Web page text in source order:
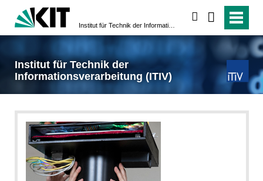
Institut für Technik der
Informationsverarbeitung (ITIV)